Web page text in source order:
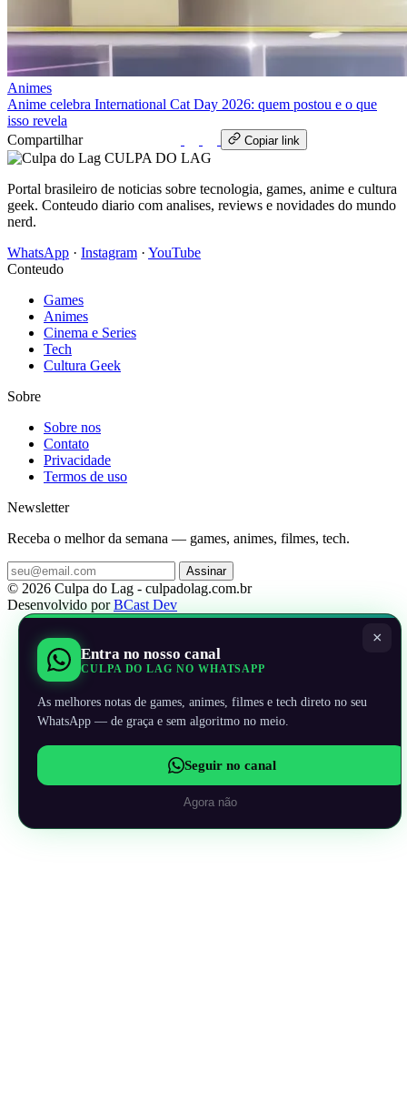
Animes
Anime celebra International Cat Day 2026: quem postou e o que
isso revela
Compartilhar
Copiar link
CULPA DO LAG
Portal brasileiro de noticias sobre tecnologia, games, anime e cultura
geek. Conteudo diario com analises, reviews e novidades do mundo
nerd.
WhatsApp · Instagram · YouTube
Conteudo
Games
Animes
Cinema e Series
Tech
Cultura Geek
Sobre
Sobre nos
Contato
Privacidade
Termos de uso
Newsletter
Receba o melhor da semana — games, animes, filmes, tech.
Assinar
© 2026 Culpa do Lag - culpadolag.com.br
Desenvolvido porBCast Dev
×
Entra no nosso canal
CULPA DO LAG NO WHATSAPP
As melhores notas de games, animes, filmes e tech direto no seu
WhatsApp — de graça e sem algoritmo no meio.
Seguir no canal
Agora não